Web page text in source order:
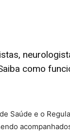
como
Saúde e o